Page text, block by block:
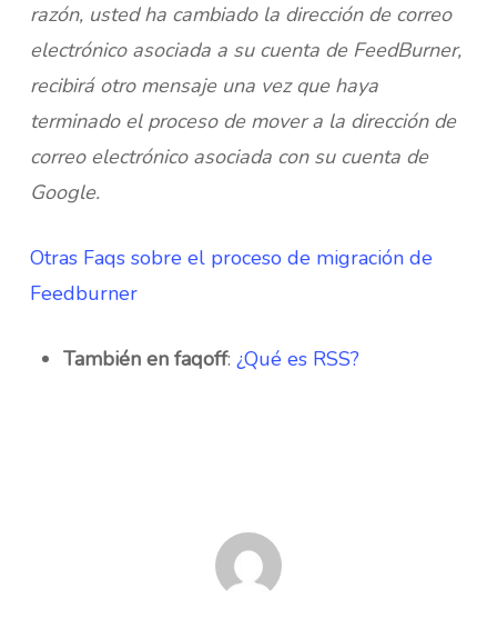
razón, usted ha cambiado la dirección de correo
electrónico asociada a su cuenta de FeedBurner,
recibirá otro mensaje una vez que haya
terminado el proceso de mover a la dirección de
correo electrónico asociada con su cuenta de
Google.
Otras Faqs sobre el proceso de migración de
Feedburner
También en faqoff: ¿Qué es RSS?